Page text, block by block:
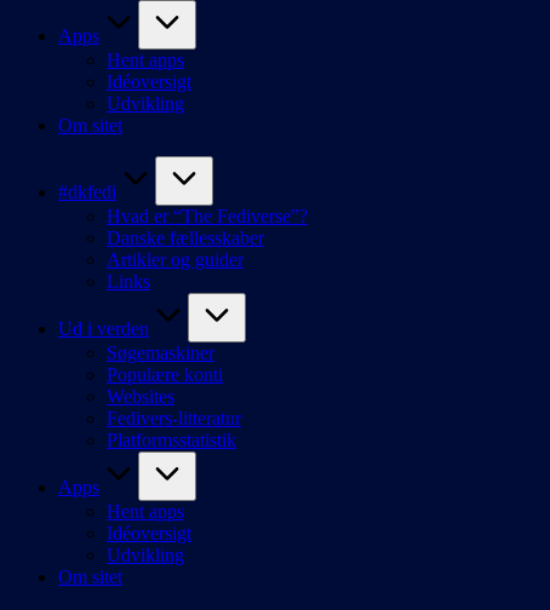
Apps
Hent apps
Idéoversigt
Udvikling
Om sitet
#dkfedi
Hvad er “The Fediverse”?
Danske fællesskaber
Artikler og guider
Links
Ud i verden
Søgemaskiner
Populære konti
Websites
Fedivers-litteratur
Platformsstatistik
Apps
Hent apps
Idéoversigt
Udvikling
Om sitet